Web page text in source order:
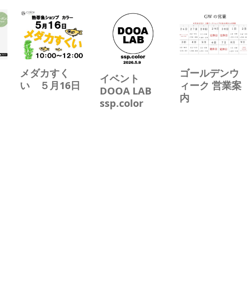
メダカすく
い ５月16日
イベント
DOOA LAB
ssp.color
ゴールデンウ
ィーク 営業案
内